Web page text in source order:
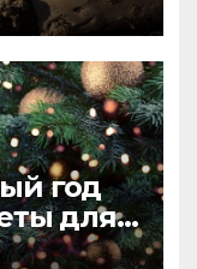
год
для